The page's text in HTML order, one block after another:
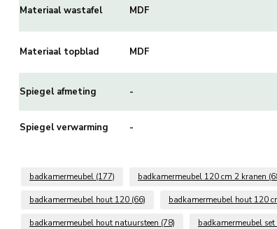
Materiaal wastafel MDF
Materiaal topblad MDF
Spiegel afmeting -
Spiegel verwarming -
badkamermeubel (177) badkamermeubel 120 cm 2 kranen
badkamermeubel hout 120 (66) badkamermeubel hout 120
badkamermeubel hout natuursteen (78) badkamermeubel set